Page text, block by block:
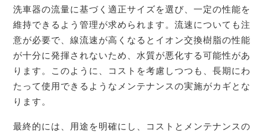
洗車器の流量に基づく適正サイズを選び、一定の性能を
維持できるよう管理が求められます。流速についても注
意が必要で、線流速が高くなるとイオン交換樹脂の性能
が十分に発揮されないため、水質が悪化する可能性があ
ります。このように、コストを考慮しつつも、長期にわ
たって使用できるようなメンテナンスの実施がカギとな
ります。
最終的には、用途を明確にし、コストとメンテナンスの